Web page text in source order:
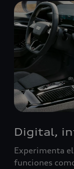
Digital,
Experimenta
funciones